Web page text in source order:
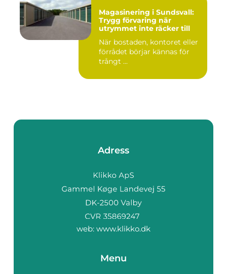
Magasinering i Sundsvall:
Trygg förvaring när
utrymmet inte räcker till
När bostaden, kontoret eller
förrådet börjar kännas för
trångt ...
Adress
web: www.klikko.dk
Menu